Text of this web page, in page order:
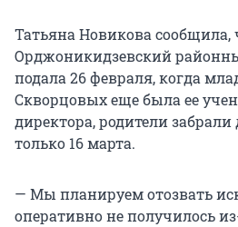
Татьяна Новикова сообщила,
Орджоникидзевский
подала 26 февраля, когда
Скворцовых еще была ее
директора, родители
только 16 марта.
— Мы планируем отозвать
оперативно не получилось